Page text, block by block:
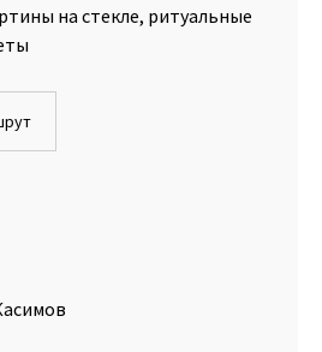
на стекле, ритуальные